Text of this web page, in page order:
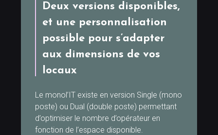
Deux versions disponibles,
et une personnalisation
possible pour s’adapter
aux dimensions de vos
locaux
Le monol’IT existe en version Single (mono
poste) ou Dual (double poste) permettant
d’optimiser le nombre d’opérateur en
fonction de l’espace disponible.